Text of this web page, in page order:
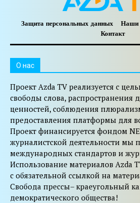
Защита персональных данных Наши
Контакт
O нас
Проект Azda TV реализуется с
свободы слова, распространения
ценностей, соблюдения
предоставления платформы для
Проект финансируется фондом
журналистской деятельности мы
международных стандартов и
Использование материалов Azda
с обязательной ссылкой на
Свобода прессы– краеугольный
демократического общества!